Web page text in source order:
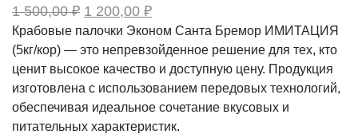
1 500,00₽ Первоначальная
составляла
1
500,00 ₽.
1 200,00 ₽Текущая
цена:
1
200,00 ₽.
Крабовые палочки Эконом Санта Бремор ИМИТАЦИЯ
(5кг/кор) — это непревзойденное решение для тех, кто
ценит высокое качество и доступную цену. Продукция
изготовлена с использованием передовых технологий,
обеспечивая идеальное сочетание вкусовых и
питательных характеристик.